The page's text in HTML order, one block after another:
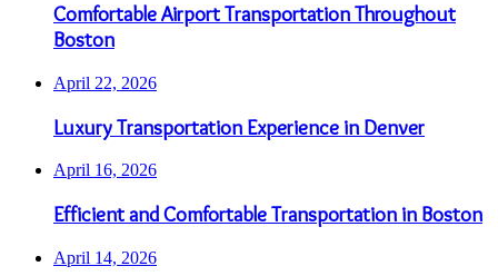
Comfortable Airport Transportation Throughout
Boston
April 22, 2026
Luxury Transportation Experience in Denver
April 16, 2026
Efficient and Comfortable Transportation in Boston
April 14, 2026